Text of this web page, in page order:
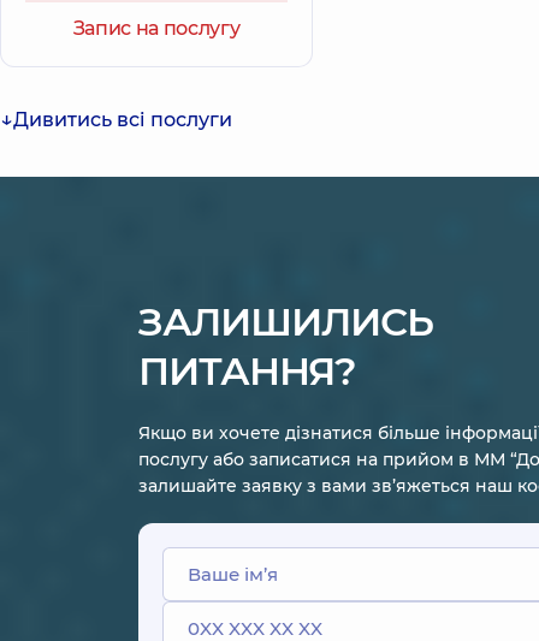
Запис на послугу
Дивитись всі послуги
ЗАЛИШИЛИСЬ
ПИТАННЯ?
Якщо ви хочете дізнатися більше
послугу або записатися на прийом в ММ
залишайте заявку з вами зв’яжеться наш